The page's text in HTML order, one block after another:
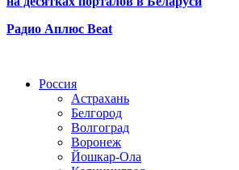
Радио Аплюс Beat
Россия
Астрахань
Белгород
Волгоград
Воронеж
Йошкар-Ола